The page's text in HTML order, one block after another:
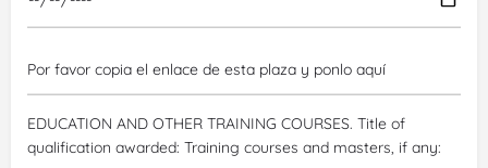
EDUCATION AND OTHER TRAINING COURSES. Title of
qualification awarded: Training courses and masters, if any: